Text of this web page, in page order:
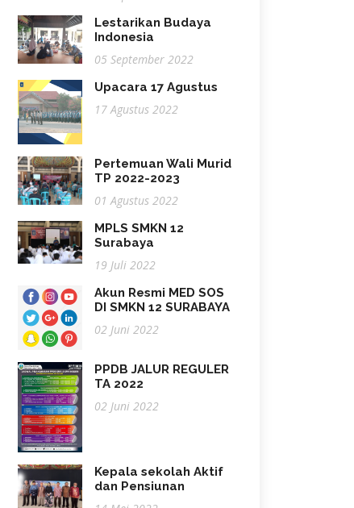
Lestarikan Budaya
Indonesia
05 September 2022
Upacara 17 Agustus
17 Agustus 2022
Pertemuan Wali Murid
TP 2022-2023
01 Agustus 2022
MPLS SMKN 12
Surabaya
19 Juli 2022
Akun Resmi MED SOS
DI SMKN 12 SURABAYA
02 Juni 2022
PPDB JALUR REGULER
TA 2022
02 Juni 2022
Kepala sekolah Aktif
dan Pensiunan